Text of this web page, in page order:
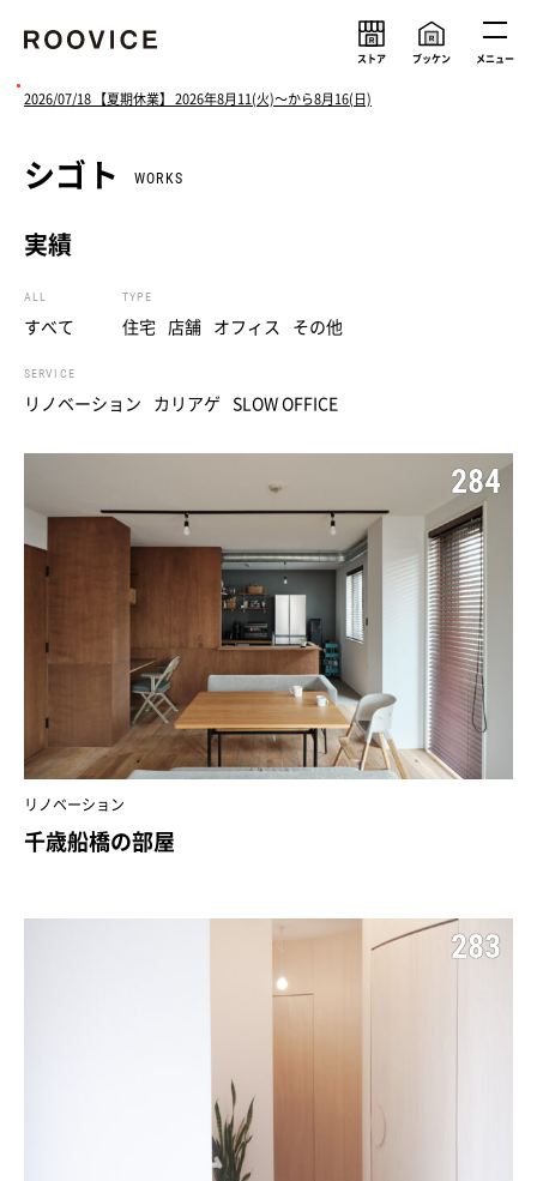
ブッケン
ストア メニュー
ルーヴィスの考え
2026/07/18 【夏期休業】 2026年8月11(火)〜から8月16(日)
シゴト WORKS
実績
ALL
すべて
TYPE
住宅 店舗 オフィス その他
SERVICE
リノベーション カリアゲ SLOW OFFICE
284
リノベーション
千歳船橋の部屋
283